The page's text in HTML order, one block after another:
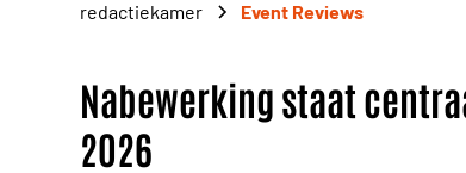
redactiekamer Event Reviews
Nabewerking staat
2026